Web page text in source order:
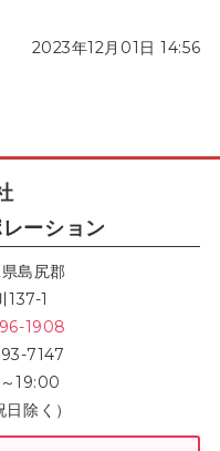
2023年12月01日 14:56
ーション
島尻郡
137-1
1908
7147
19:00
除く）